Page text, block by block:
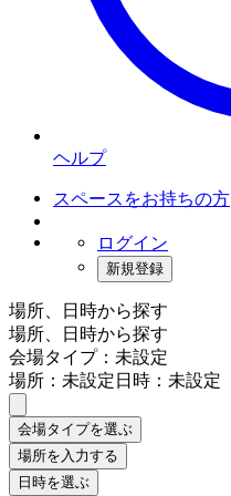
ヘルプ
スペースをお持ちの方
ログイン
新規登録
場所、日時から探す
場所、日時から探す
会場タイプ：未設定
場所：未設定日時：未設定
会場タイプを選ぶ
場所を入力する
日時を選ぶ